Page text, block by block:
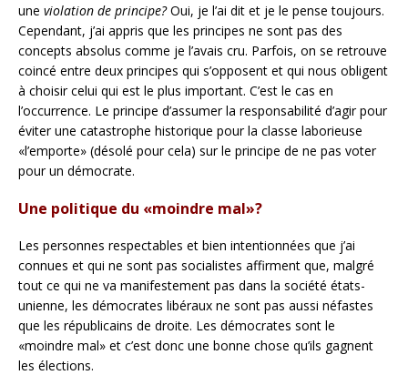
une violation de principe?Oui, je l’ai dit et je le pense toujours.
Cependant, j’ai appris que les principes ne sont pas des
concepts absolus comme je l’avais cru. Parfois, on se retrouve
coincé entre deux principes qui s’opposent et qui nous obligent
à choisir celui qui est le plus important. C’est le cas en
l’occurrence. Le principe d’assumer la responsabilité d’agir pour
éviter une catastrophe historique pour la classe laborieuse
«l’emporte» (désolé pour cela) sur le principe de ne pas voter
pour un démocrate.
Une politique du «moindre mal»?
Les personnes respectables et bien intentionnées que j’ai
connues et qui ne sont pas socialistes affirment que, malgré
tout ce qui ne va manifestement pas dans la société états-
unienne, les démocrates libéraux ne sont pas aussi néfastes
que les républicains de droite. Les démocrates sont le
«moindre mal» et c’est donc une bonne chose qu’ils gagnent
les élections.